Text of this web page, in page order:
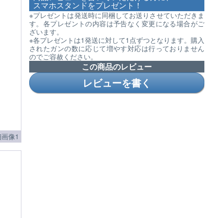
スマホスタンドをプレゼント！
※プレゼントは発送時に同梱してお送りさせていただきま
す。各プレゼントの内容は予告なく変更になる場合がご
ざいます。
※各プレゼントは1発送に対して1点ずつとなります。購入
されたガンの数に応じて増やす対応は行っておりません
のでご容赦ください。
この商品のレビュー
レビューを書く
像1